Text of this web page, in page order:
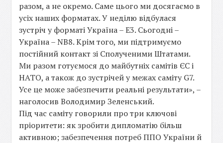
разом, а не окремо. Саме цього ми досягаємо в
усіх наших форматах. У неділю відбулася
зустріч у форматі Україна – E3. Сьогодні –
Україна – NB8. Крім того, ми підтримуємо
постійний контакт зі Сполученими Штатами.
Ми разом готуємося до майбутніх самітів ЄС і
НАТО, а також до зустрічей у межах саміту G7.
Усе це може забезпечити реальні результати», –
наголосив Володимир Зеленський.
Під час саміту говорили про три ключові
пріоритети: як зробити дипломатію більш
активною; забезпечення потреб ППО України й